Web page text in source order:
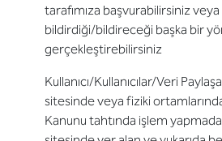
tarafımıza başvurabilirsiniz veya
bildirdiği/bildireceği başka bir
gerçekleştirebilirsiniz
Kullanıcı/Kullanıcılar/Veri
sitesinde veya fiziki
Kanunu tahtında işlem